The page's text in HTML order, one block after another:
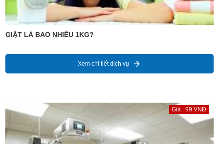
GIẶT LÀ BAO NHIÊU 1KG?
Xem chi tiết dịch vụ
Giá : 99 VNĐ